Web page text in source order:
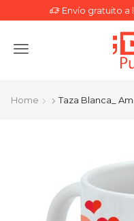
Envío gratuito a
Menu
Home Taza Blanca_